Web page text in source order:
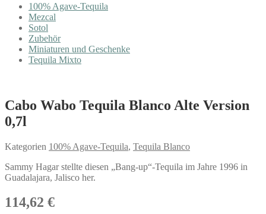
100% Agave-Tequila
Mezcal
Sotol
Zubehör
Miniaturen und Geschenke
Tequila Mixto
Cabo Wabo Tequila Blanco Alte Version
0,7l
Kategorien 100% Agave-Tequila, Tequila Blanco
Sammy Hagar stellte diesen „Bang-up“-Tequila im Jahre 1996 in
Guadalajara, Jalisco her.
114,62 €